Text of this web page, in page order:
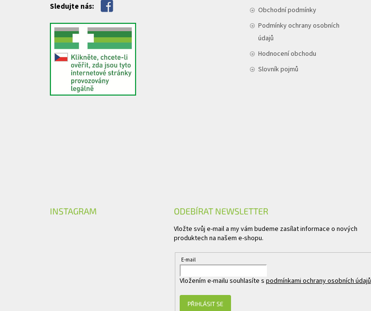
Sledujte nás:
Obchodní podmínky
Podmínky ochrany osobních
údajů
Hodnocení obchodu
Slovník pojmů
INSTAGRAM ODEBÍRAT NEWSLETTER
Vložte svůj e-mail a my vám budeme zasílat informace o nových
produktech na našem e-shopu.
E-mail
Vložením e-mailu souhlasíte s podmínkami ochrany osobních údajů
PŘIHLÁSIT SE